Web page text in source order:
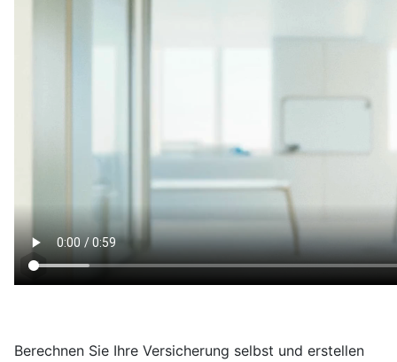
Berechnen Sie Ihre Versicherung selbst und erstellen